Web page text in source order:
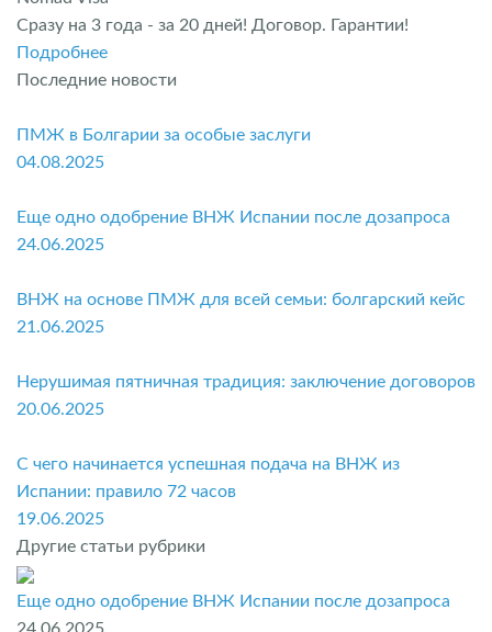
Сразу на 3 года - за 20 дней! Договор. Гарантии!
Подробнее
Последние новости
ПМЖ в Болгарии за особые заслуги
04.08.2025
Еще одно одобрение ВНЖ Испании после дозапроса
24.06.2025
ВНЖ на основе ПМЖ для всей семьи: болгарский кейс
21.06.2025
Нерушимая пятничная традиция: заключение договоров
20.06.2025
С чего начинается успешная подача на ВНЖ из
Испании: правило 72 часов
19.06.2025
Другие статьи рубрики
Еще одно одобрение ВНЖ Испании после дозапроса